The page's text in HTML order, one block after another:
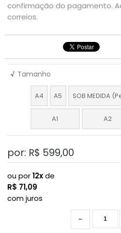
confirmação do pagamento.
correios.
√ Tamanho
A4 A5 SOB MEDIDA
A1 A2
por: R$ 599,00
ou por12xde
R$ 71,09
com juros
-